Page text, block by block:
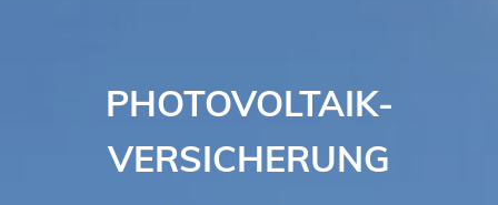
PHOTOVOLTAIK­
VERSICHERUNG